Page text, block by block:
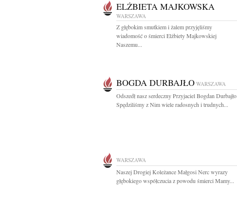
ELŻBIETA MAJKOWSKA
WARSZAWA
Z głębokim smutkiem i żalem przyjęliśmy
wiadomość o śmierci Elżbiety Majkowskiej
Naszemu...
BOGDA DURBAJŁO WARSZAWA
Odszedł nasz serdeczny Przyjaciel Bogdan Durbajło
Spędziliśmy z Nim wiele radosnych i trudnych...
WARSZAWA
Naszej Drogiej Koleżance Małgosi Nerc wyrazy
głębokiego współczucia z powodu śmierci Mamy...